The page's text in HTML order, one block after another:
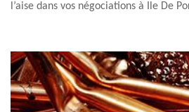
l’aise dans vos négociations à Ile De